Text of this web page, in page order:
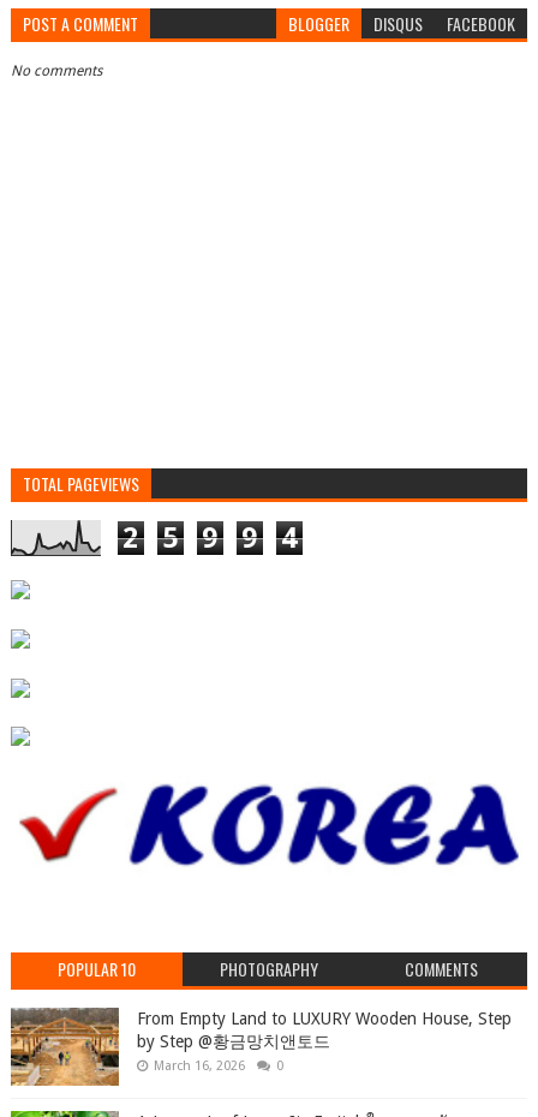
POST A COMMENT BLOGGER DISQUS FACEBOOK
No comments
TOTAL PAGEVIEWS
2 5 9 9 4
POPULAR 10 PHOTOGRAPHY COMMENTS
From Empty Land to LUXURY Wooden House, Step
by Step ‪@황금망치앤토드
March 16, 2026 0